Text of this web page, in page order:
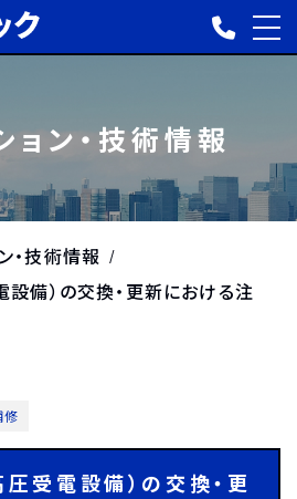
ョン・技術情報
・技術情報
設備）の交換・更新における注
修
圧受電設備）の交換・更